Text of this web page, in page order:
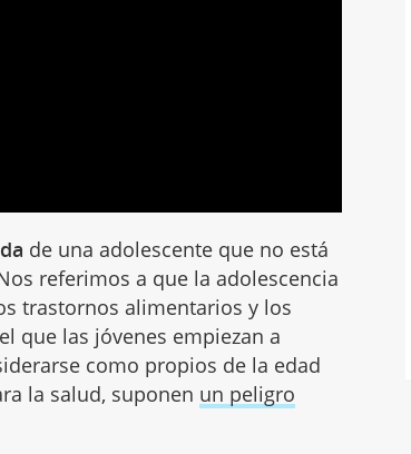
de una adolescente que no está
referimos a que la adolescencia
trastornos alimentarios y los
que las jóvenes empiezan a
como propios de la edad
la salud, suponen un peligro